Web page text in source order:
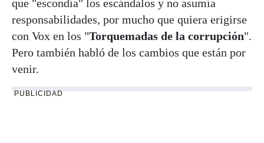
que "escondía" los escándalos y no asumía
responsabilidades, por mucho que quiera erigirse
con Vox en los "Torquemadas de la corrupción".
Pero también habló de los cambios que están por
venir.
PUBLICIDAD